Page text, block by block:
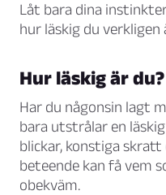
Låt bara dina
hur läskig du verkligen
Hur läskig är du?
Har du någonsin lagt
bara utstrålar en
blickar, konstiga
beteende kan få vem
obekväm.